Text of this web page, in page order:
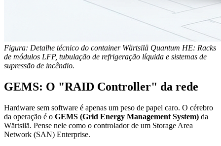
Figura: Detalhe técnico do container Wärtsilä Quantum HE: Racks
de módulos LFP, tubulação de refrigeração líquida e sistemas de
supressão de incêndio.
GEMS: O "RAID Controller" da rede
Hardware sem software é apenas um peso de papel caro. O cérebro
da operação é o GEMS (Grid Energy Management System) da
Wärtsilä. Pense nele como o controlador de um Storage Area
Network (SAN) Enterprise.